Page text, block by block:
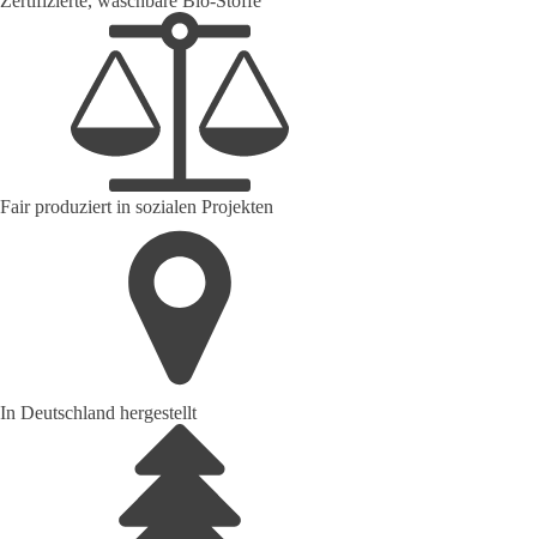
Fair produziert in sozialen Projekten
In Deutschland hergestellt